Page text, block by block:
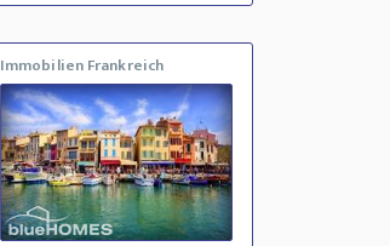
Immobilien Frankreich